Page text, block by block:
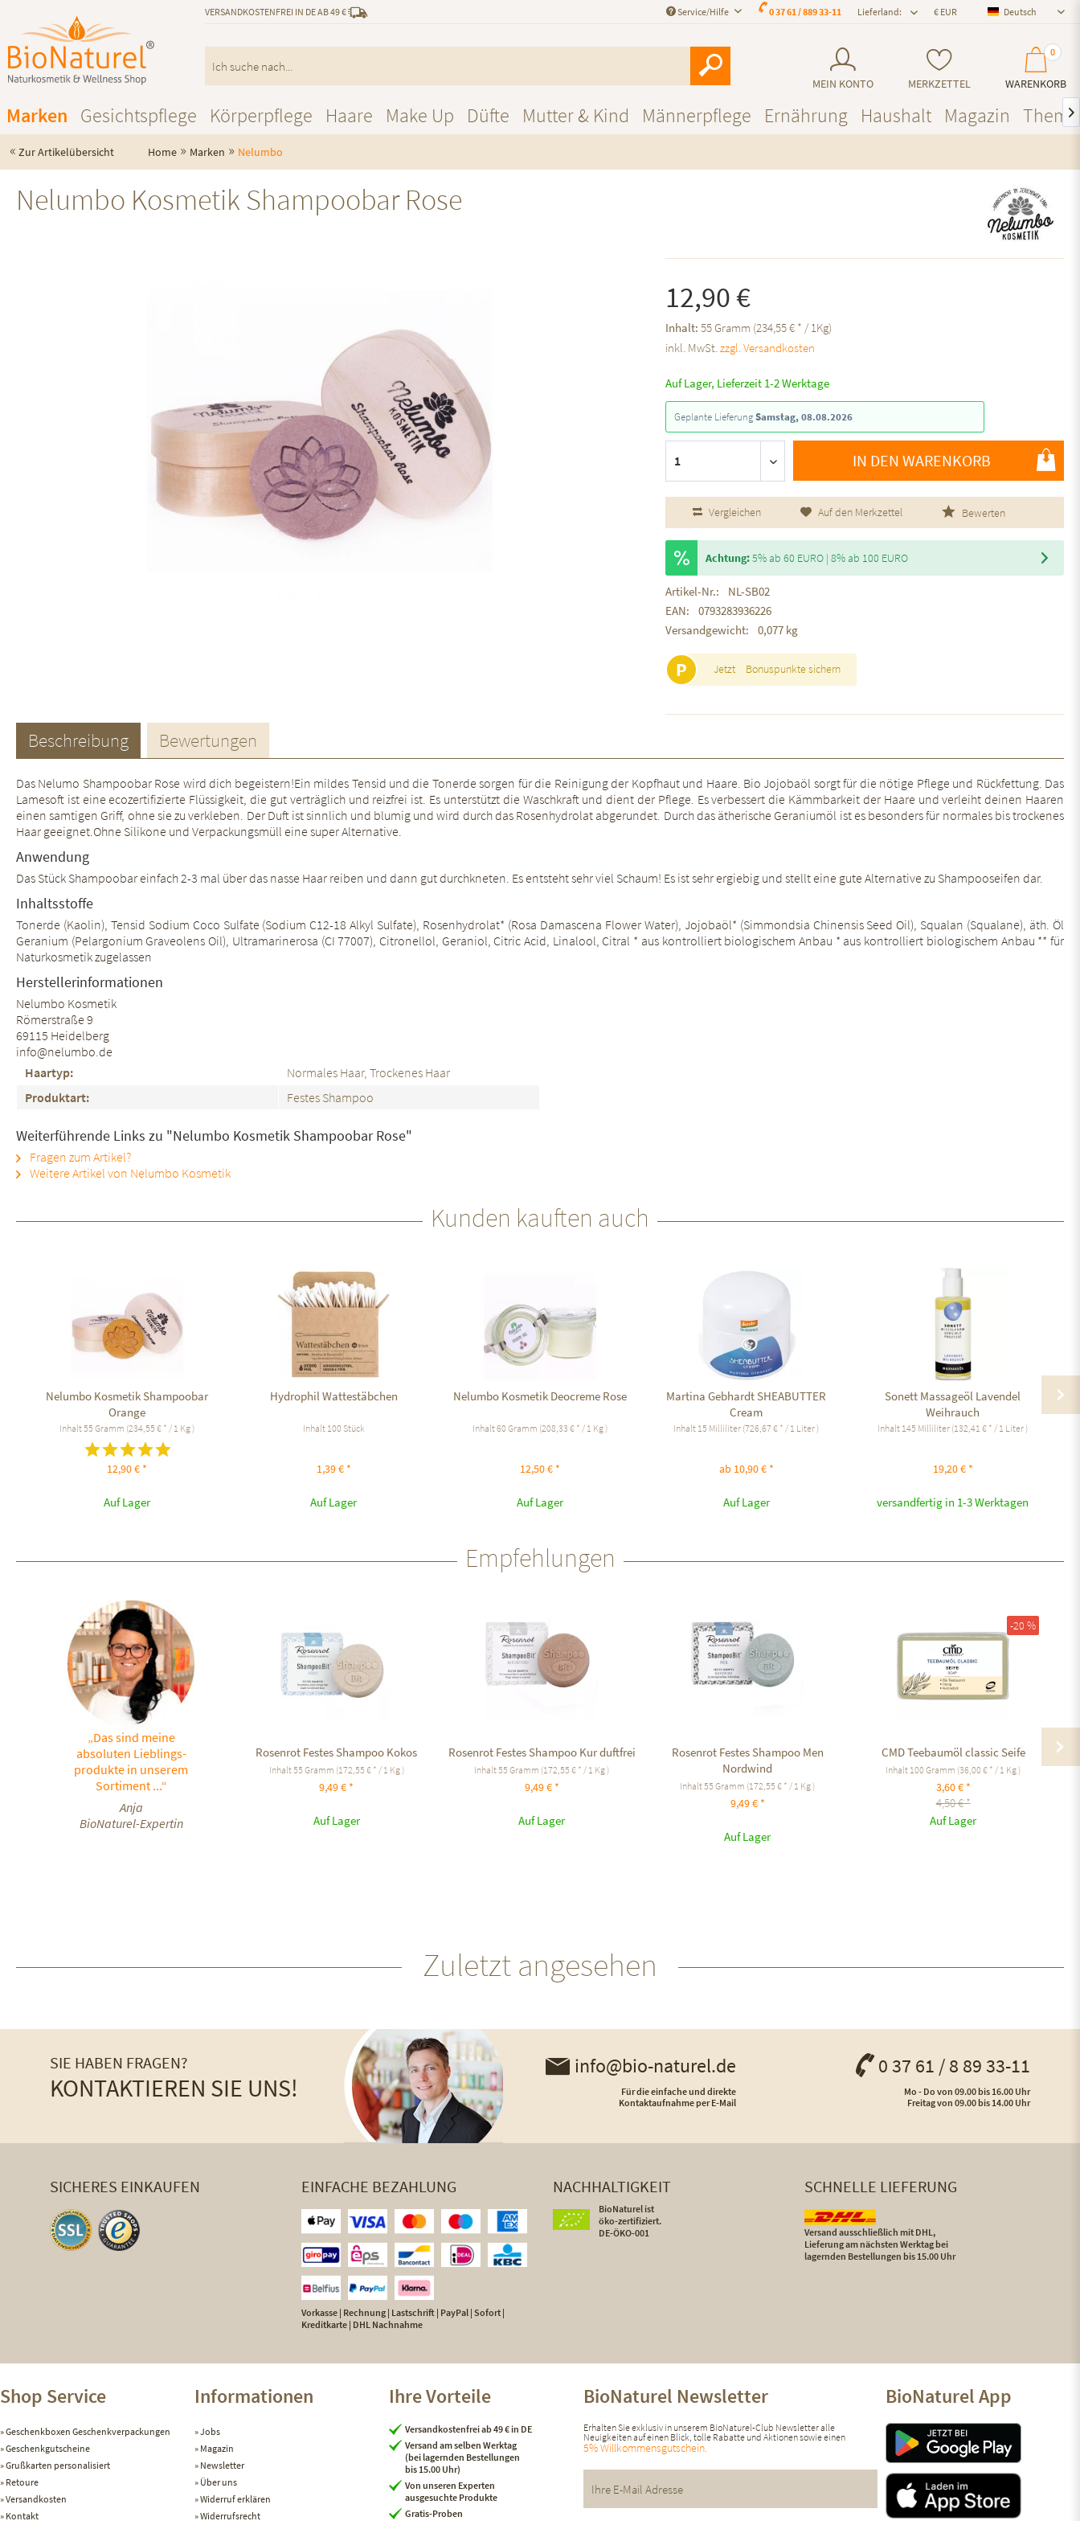
VERSANDKOSTENFREI IN DE AB 49 € Deutsch
Deutsch
Lieferland:
0 37 61 / 889 33-11
Service/Hilfe
MEIN KONTO MERKZETTEL
0
WARENKORB
Marken Gesichtspflege Körperpflege Haare Make Up Düfte Mutter & Kind Männerpflege Ernährung Haushalt Magazin 
« Zur Artikelübersicht Home » Marken » Nelumbo
Nelumbo Kosmetik Shampoobar Rose
12,90 €
Inhalt:55 Gramm (234,55 € * / 1Kg)
inkl. MwSt.zzgl. Versandkosten
Auf Lager, Lieferzeit 1-2 Werktage
Geplante LieferungSamstag, 08.08.2026
IN DEN WARENKORB
Vergleichen Auf den Merkzettel Bewerten
Achtung:5% ab 60 EURO | 8% ab 100 EURO
Artikel-Nr.:
NL-SB02
EAN:
0793283936226
Versandgewicht:
0,077 kg
P Jetzt Bonuspunkte sichern
Beschreibung Bewertungen
Das Nelumo Shampoobar Rose wird dich begeistern!Ein mildes Tensid und die Tonerde sorgen für die Reinigung der Kopfhaut und Haare. Bio Jojobaöl sorgt für die nötige Pflege und Rückfettung. Das
Lamesoft ist eine ecozertifizierte Flüssigkeit, die gut verträglich und reizfrei ist. Es unterstützt die Waschkraft und dient der Pflege. Es verbessert die Kämmbarkeit der Haare und verleiht deinen Haaren
einen samtigen Griff, ohne sie zu verkleben. Der Duft ist sinnlich und blumig und wird durch das Rosenhydrolat abgerundet. Durch das ätherische Geraniumöl ist es besonders für normales bis trockenes
Haar geeignet.Ohne Silikone und Verpackungsmüll eine super Alternative.
Anwendung
Das Stück Shampoobar einfach 2-3 mal über das nasse Haar reiben und dann gut durchkneten. Es entsteht sehr viel Schaum! Es ist sehr ergiebig und stellt eine gute Alternative zu Shampooseifen dar.
Inhaltsstoffe
Tonerde (Kaolin), Tensid Sodium Coco Sulfate (Sodium C12-18 Alkyl Sulfate), Rosenhydrolat* (Rosa Damascena Flower Water), Jojobaöl* (Simmondsia Chinensis Seed Oil), Squalan (Squalane), äth. Öl
Geranium (Pelargonium Graveolens Oil), Ultramarinerosa (CI 77007), Citronellol, Geraniol, Citric Acid, Linalool, Citral * aus kontrolliert biologischem Anbau * aus kontrolliert biologischem Anbau ** für
Naturkosmetik zugelassen
Herstellerinformationen
Nelumbo Kosmetik
Römerstraße 9
69115 Heidelberg
info@nelumbo.de
Haartyp:
Normales Haar, Trockenes Haar
Produktart:
Festes Shampoo
Weiterführende Links zu "Nelumbo Kosmetik Shampoobar Rose"
Fragen zum Artikel?
Weitere Artikel von Nelumbo Kosmetik
Kunden kauften auch
Nelumbo Kosmetik Shampoobar
Orange
Inhalt55 Gramm (234,55 € * / 1 Kg )
12,90 € *
Auf Lager
Hydrophil Wattestäbchen
Inhalt 100 Stück
1,39 € *
Auf Lager
Nelumbo Kosmetik Deocreme Rose
Inhalt60 Gramm (208,33 € * / 1 Kg )
12,50 € *
Auf Lager
Martina Gebhardt SHEABUTTER
Cream
Inhalt 15 Milliliter (726,67 € * / 1 Liter )
ab 10,90 € *
Auf Lager
Sonett Massageöl Lavendel
Weihrauch
Inhalt 145 Milliliter (132,41 € * / 1 Liter )
19,20 € *
versandfertig in 1-3 Werktagen
Empfehlungen
„Das sind meine
absoluten Lieblings-
produkte in unserem
Sortiment ...“
Anja
BioNaturel-Expertin
Rosenrot Festes Shampoo Kokos
Inhalt55 Gramm (172,55 € * / 1 Kg )
9,49 € *
Auf Lager
Rosenrot Festes Shampoo Kur duftfrei
Inhalt55 Gramm (172,55 € * / 1 Kg )
9,49 € *
Auf Lager
Rosenrot Festes Shampoo Men
Nordwind
Inhalt55 Gramm (172,55 € * / 1 Kg )
9,49 € *
Auf Lager
-20 %
CMD Teebaumöl classic Seife
Inhalt 100 Gramm (36,00 € * / 1 Kg )
3,60 € *
4,50 € *
Auf Lager
Zuletzt angesehen
SIE HABEN FRAGEN?
KONTAKTIEREN SIE UNS!
info@bio-naturel.de
Für die einfache und direkte
Kontaktaufnahme per E-Mail
0 37 61 / 8 89 33-11
Mo - Do von 09.00 bis 16.00 Uhr
Freitag von 09.00 bis 14.00 Uhr
SICHERES EINKAUFEN EINFACHE BEZAHLUNG
Vorkasse | Rechnung | Lastschrift | PayPal | Sofort |
Kreditkarte | DHL Nachnahme
NACHHALTIGKEIT
BioNaturel ist
öko-zertifiziert.
DE-ÖKO-001
SCHNELLE LIEFERUNG
Versand ausschließlich mit DHL,
Lieferung am nächsten Werktag bei
lagernden Bestellungen bis 15.00 Uhr
Shop Service
Geschenkboxen Geschenkverpackungen
Geschenkgutscheine
Grußkarten personalisiert
Retoure
Versandkosten
Kontakt
Informationen
Jobs
Magazin
Newsletter
Über uns
Widerruf erklären
Widerrufsrecht
Ihre Vorteile
Versandkostenfrei ab 49 € in DE
Versand am selben Werktag
(bei lagernden Bestellungen
bis 15.00 Uhr)
Von unseren Experten
ausgesuchte Produkte
Gratis-Proben
BioNaturel Newsletter
Erhalten Sie exklusiv in unserem BioNaturel-Club Newsletter alle
Neuigkeiten auf einen Blick, tolle Rabatte und Aktionen sowie einen
5% Willkommensgutschein.
BioNaturel App